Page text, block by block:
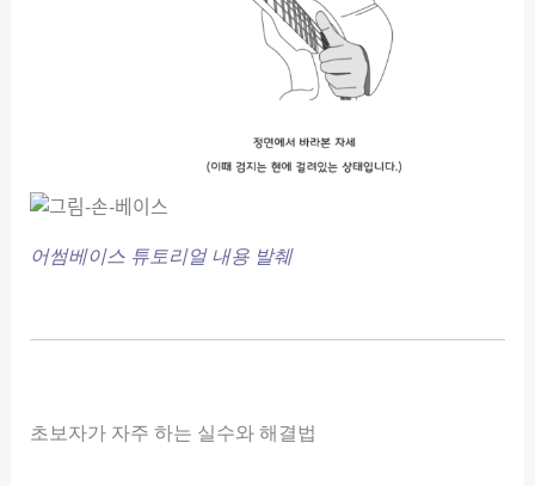
어썸베이스 튜토리얼 내용 발췌
초보자가 자주 하는 실수와 해결법